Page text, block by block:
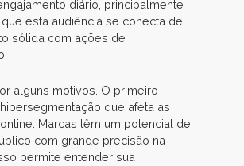
diário, principalmente
esta audiência se conecta de
sólida com ações de
alguns motivos. O primeiro
que afeta as
Marcas têm um potencial de
com grande precisão na
permite entender sua